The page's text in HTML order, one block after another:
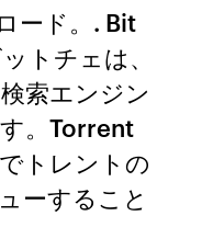
ード。. Bit
トチェは、
索エンジン
。Torrent
トレントの
ーすること